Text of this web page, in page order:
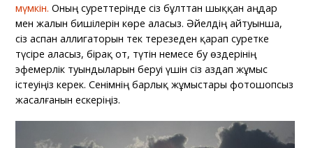
мүмкін. Оның суреттерінде сіз бұлттан шыққан аңдар
мен жалын бишілерін көре аласыз. Әйелдің айтуынша,
сіз аспан аллигаторын тек терезеден қарап суретке
түсіре аласыз, бірақ от, түтін немесе бу өздерінің
эфемерлік туындыларын беруі үшін сіз аздап жұмыс
істеуіңіз керек. Сенімнің барлық жұмыстары фотошопсыз
жасалғанын ескеріңіз.